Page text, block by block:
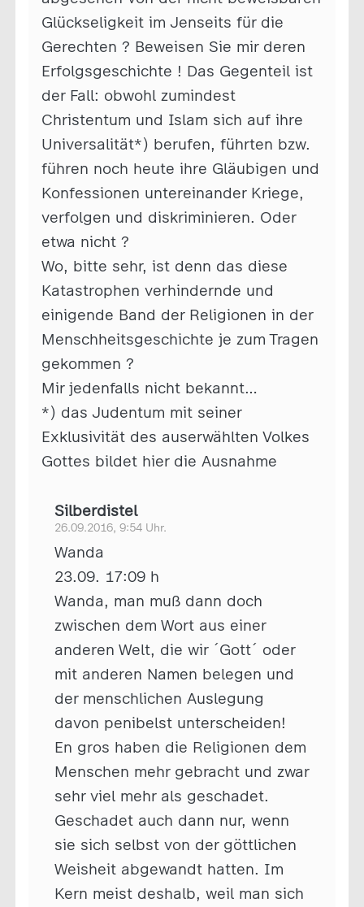
Glückseligkeit im Jenseits für die
Gerechten ? Beweisen Sie mir deren
Erfolgsgeschichte ! Das Gegenteil ist
der Fall: obwohl zumindest
Christentum und Islam sich auf ihre
Universalität*) berufen, führten bzw.
führen noch heute ihre Gläubigen und
Konfessionen untereinander Kriege,
verfolgen und diskriminieren. Oder
etwa nicht ?
Wo, bitte sehr, ist denn das diese
Katastrophen verhindernde und
einigende Band der Religionen in der
Menschheitsgeschichte je zum Tragen
gekommen ?
Mir jedenfalls nicht bekannt…
*) das Judentum mit seiner
Exklusivität des auserwählten Volkes
Gottes bildet hier die Ausnahme
Silberdistel
26.09.2016, 9:54 Uhr.
Wanda
23.09. 17:09 h
Wanda, man muß dann doch
zwischen dem Wort aus einer
anderen Welt, die wir ´Gott´ oder
mit anderen Namen belegen und
der menschlichen Auslegung
davon penibelst unterscheiden!
En gros haben die Religionen dem
Menschen mehr gebracht und zwar
sehr viel mehr als geschadet.
Geschadet auch dann nur, wenn
sie sich selbst von der göttlichen
Weisheit abgewandt hatten. Im
Kern meist deshalb, weil man sich